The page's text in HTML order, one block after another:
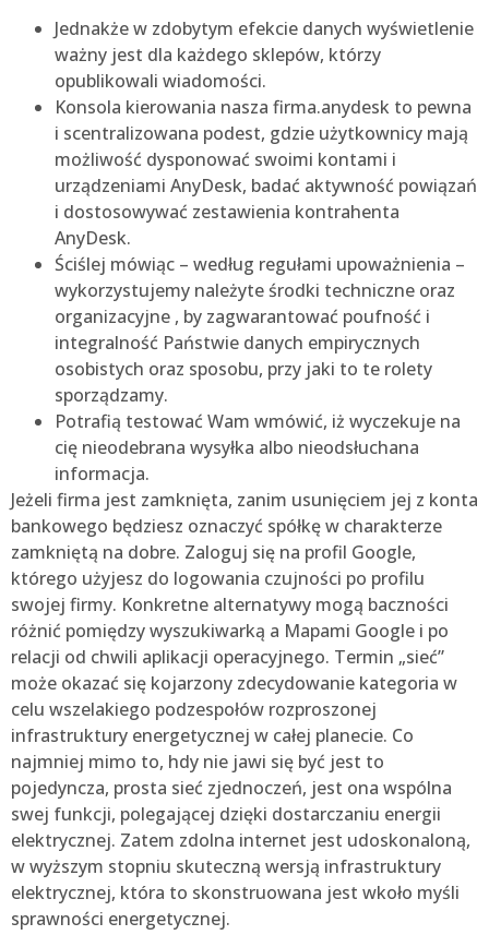
Jednakże w zdobytym efekcie danych wyświetlenie
ważny jest dla każdego sklepów, którzy
opublikowali wiadomości.
Konsola kierowania nasza firma.anydesk to pewna
i scentralizowana podest, gdzie użytkownicy mają
możliwość dysponować swoimi kontami i
urządzeniami AnyDesk, badać aktywność powiązań
i dostosowywać zestawienia kontrahenta
AnyDesk.
Ściślej mówiąc – według regułami upoważnienia –
wykorzystujemy należyte środki techniczne oraz
organizacyjne , by zagwarantować poufność i
integralność Państwie danych empirycznych
osobistych oraz sposobu, przy jaki to te rolety
sporządzamy.
Potrafią testować Wam wmówić, iż wyczekuje na
cię nieodebrana wysyłka albo nieodsłuchana
informacja.
Jeżeli firma jest zamknięta, zanim usunięciem jej z konta
bankowego będziesz oznaczyć spółkę w charakterze
zamkniętą na dobre. Zaloguj się na profil Google,
którego użyjesz do logowania czujności po profilu
swojej firmy. Konkretne alternatywy mogą baczności
różnić pomiędzy wyszukiwarką a Mapami Google i po
relacji od chwili aplikacji operacyjnego. Termin „sieć”
może okazać się kojarzony zdecydowanie kategoria w
celu wszelakiego podzespołów rozproszonej
infrastruktury energetycznej w całej planecie. Co
najmniej mimo to, hdy nie jawi się być jest to
pojedyncza, prosta sieć zjednoczeń, jest ona wspólna
swej funkcji, polegającej dzięki dostarczaniu energii
elektrycznej. Zatem zdolna internet jest udoskonaloną,
w wyższym stopniu skuteczną wersją infrastruktury
elektrycznej, która to skonstruowana jest wkoło myśli
sprawności energetycznej.